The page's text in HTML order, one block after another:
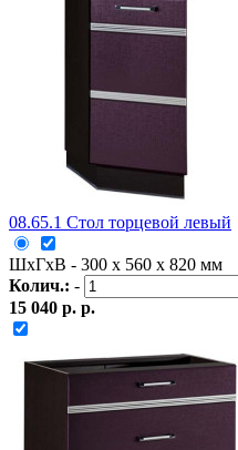
08.65.1 Стол торцевой левый
ШxГxВ - 300 x 560 x 820 мм
Колич.: -
15 040 р. р.